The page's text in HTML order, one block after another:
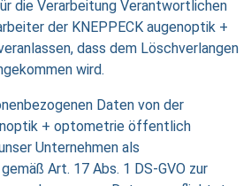
die Verarbeitung Verantwortlichen
der KNEPPECK augenoptik +
dass dem Löschverlangen
wird.
Daten von der
+ optometrie öffentlich
Unternehmen als
Art. 17 Abs. 1 DS-GVO zur